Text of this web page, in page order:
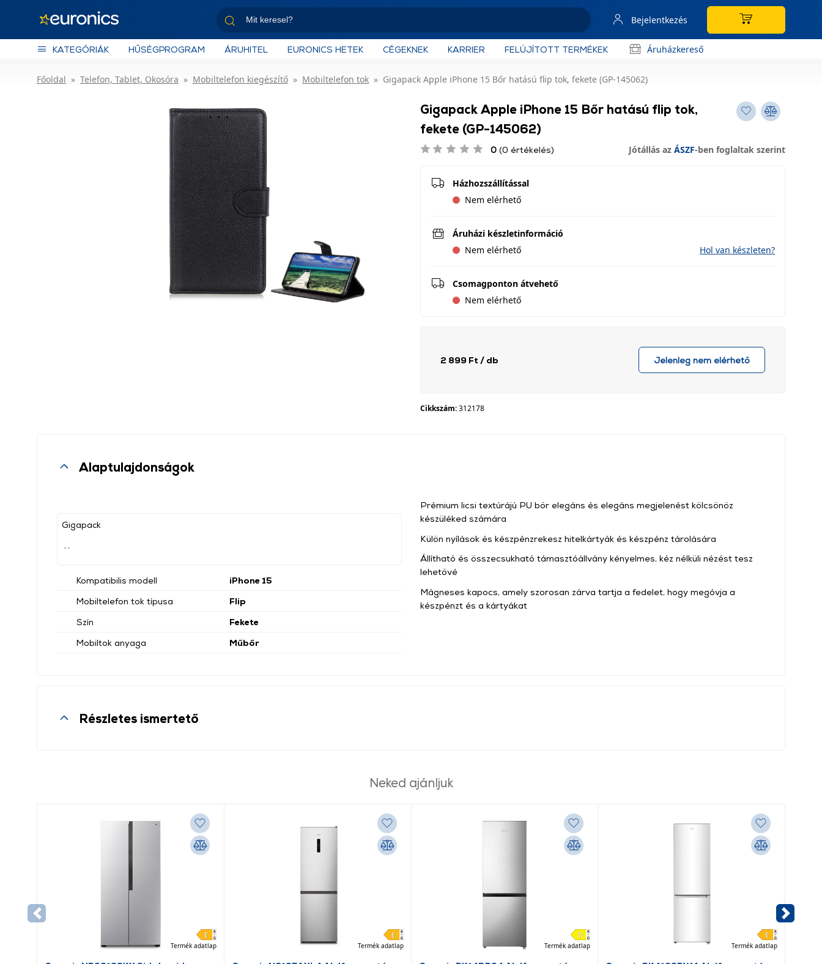
Bejelentkezés
KATEGÓRIÁK HŰSÉGPROGRAM ÁRUHITEL EURONICS HETEK CÉGEKNEK KARRIER FELÚJÍTOTT TERMÉKEK Áruházkereső
Főoldal Telefon, Tablet, Okosóra Mobiltelefon kiegészítő Mobiltelefon tok Gigapack Apple iPhone 15 Bőr hatású flip tok, fekete (GP-145062)
Gigapack Apple iPhone 15 Bőr hatású flip tok,
fekete (GP-145062)
0 (0 értékelés) Jótállás az ÁSZF-ben foglaltak szerint
Házhozszállítással
Nem elérhető
Áruházi készletinformáció
Nem elérhető
Hol van készleten?
Csomagponton átvehető
Nem elérhető
2 899 Ft / db Jelenleg nem elérhető
Cikkszám:312178
Alaptulajdonságok
Gigapack
Kompatibilis modell
iPhone 15
Mobiltelefon tok típusa
Flip
Szín
Fekete
Mobiltok anyaga
Műbőr
Prémium licsi textúrájú PU bőr elegáns és elegáns megjelenést kölcsönöz
készüléked számára
Külön nyílások és készpénzrekesz hitelkártyák és készpénz tárolására
Állítható és összecsukható támasztóállvány kényelmes, kéz nélküli nézést tesz
lehetővé
Mágneses kapocs, amely szorosan zárva tartja a fedelet, hogy megóvja a
készpénzt és a kártyákat
Részletes ismertető
Neked ajánljuk
Termék adatlap Termék adatlap Termék adatlap Termék adatlap